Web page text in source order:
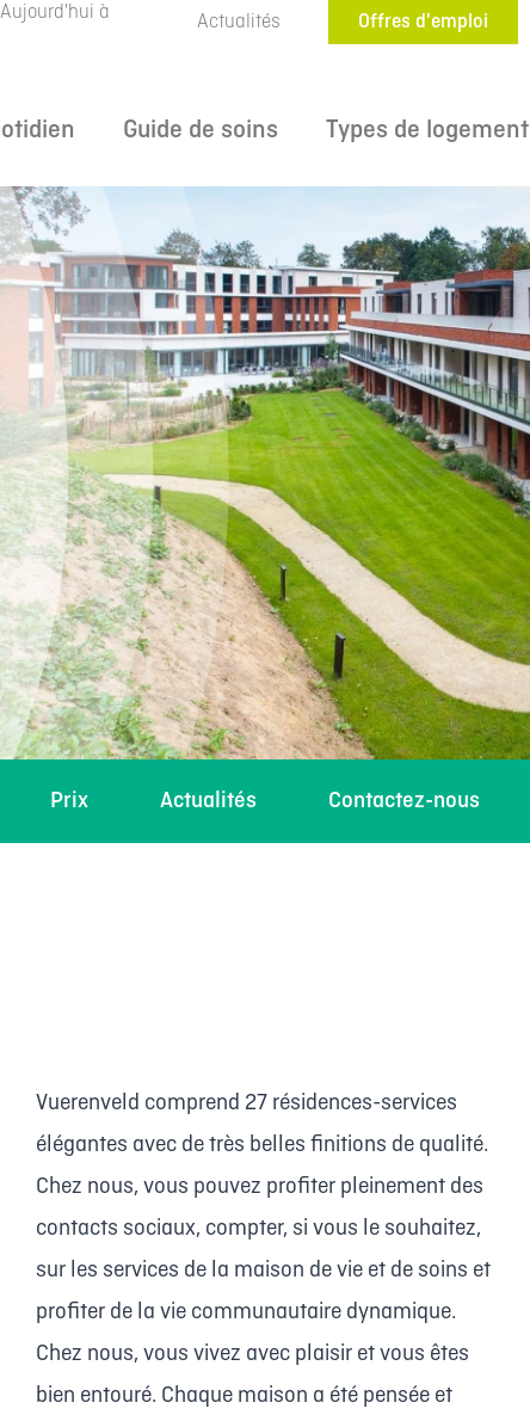
à
Actualités Offres d'emploi
Guide de soins Types de logement
Prix Actualités Contactez-nous
Vuerenveld comprend 27 résidences-services
élégantes avec de très belles finitions de qualité.
Chez nous, vous pouvez profiter pleinement des
contacts sociaux, compter, si vous le souhaitez,
sur les services de la maison de vie et de soins et
profiter de la vie communautaire dynamique.
Chez nous, vous vivez avec plaisir et vous êtes
bien entouré. Chaque maison a été pensée et